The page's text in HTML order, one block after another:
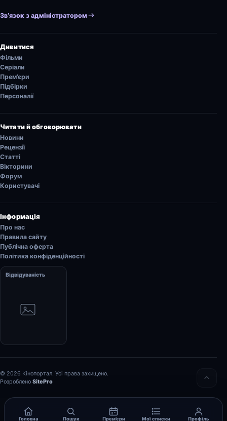
Головна Пошук Прем’єри Мої списки Профіль
Зв’язок з адміністратором
Дивитися
Фільми
Серіали
Прем’єри
Підбірки
Персоналії
Читати й обговорювати
Новини
Рецензії
Статті
Вікторини
Форум
Користувачі
Інформація
Про нас
Правила сайту
Публічна оферта
Політика конфіденційності
Відвідуваність
© 2026 Кінопортал. Усі права захищено.
Розроблено SitePro